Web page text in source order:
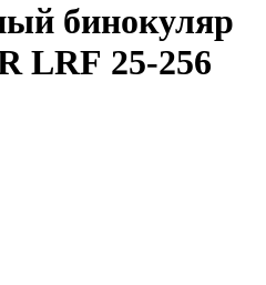
бинокуляр
LRF 25-256